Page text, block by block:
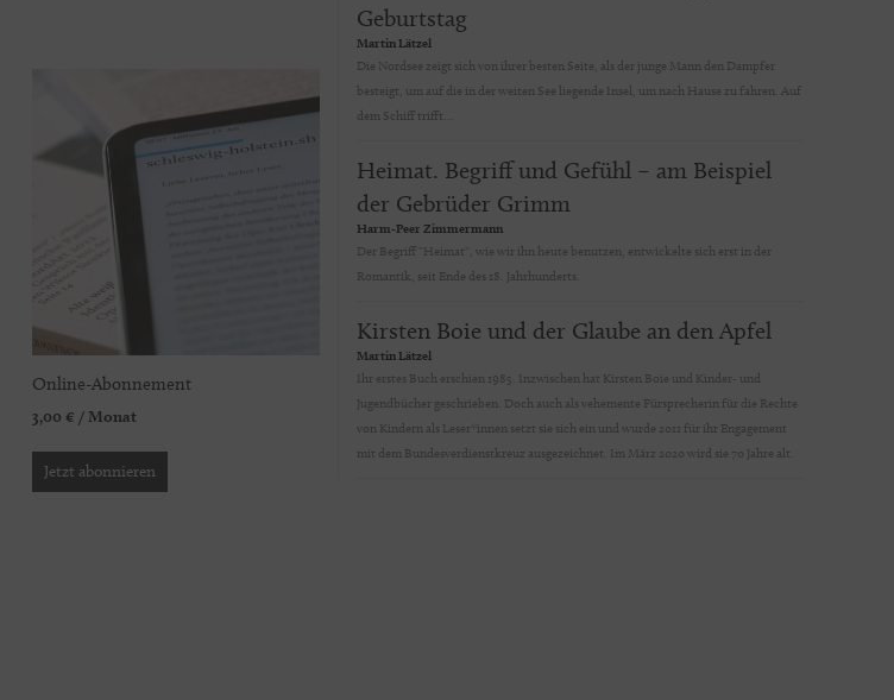
Online-Abonnement
3,00€ / Monat
Jetzt abonnieren
Geburtstag
Martin Lätzel
Die Nordsee zeigt sich von ihrer besten Seite, als der junge Mann den Dampfer
besteigt, um auf die in der weiten See liegende Insel, um nach Hause zu fahren. Auf
dem Schiff trifft...
Heimat. Begriff und Gefühl – am Beispiel
der Gebrüder Grimm
Harm-Peer Zimmermann
Der Begriff "Heimat", wie wir ihn heute benutzen, entwickelte sich erst in der
Romantik, seit Ende des 18. Jahrhunderts.
Kirsten Boie und der Glaube an den Apfel
Martin Lätzel
Ihr erstes Buch erschien 1985. Inzwischen hat Kirsten Boie und Kinder- und
Jugendbücher geschrieben. Doch auch als vehemente Fürsprecherin für die Rechte
von Kindern als Leser*innen setzt sie sich ein und wurde 2011 für ihr Engagement
mit dem Bundesverdienstkreuz ausgezeichnet. Im März 2020 wird sie 70 Jahre alt.